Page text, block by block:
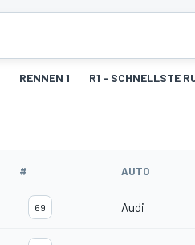
RENNEN 1 R1 - SCHNELLSTE
# AUTO
69 Audi